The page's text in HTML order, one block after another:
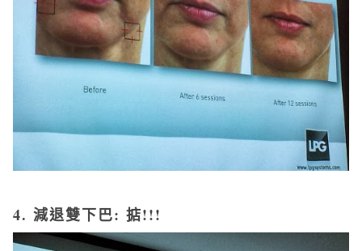
4. 減退雙下巴: 掂!!!